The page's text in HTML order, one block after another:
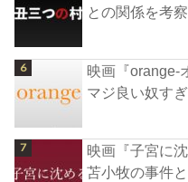
との関係を考
映画『orange-
マジ良い奴す
映画『子宮に
苫小牧の事件